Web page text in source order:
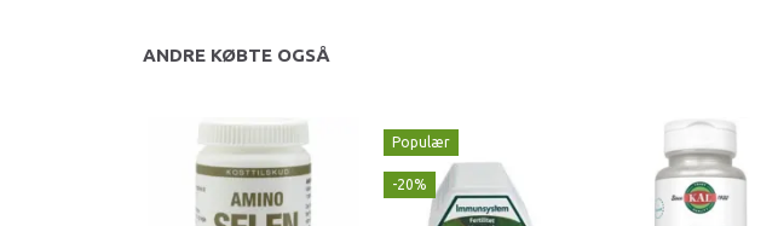
ANDRE KØBTE OGSÅ
Populær
-20%